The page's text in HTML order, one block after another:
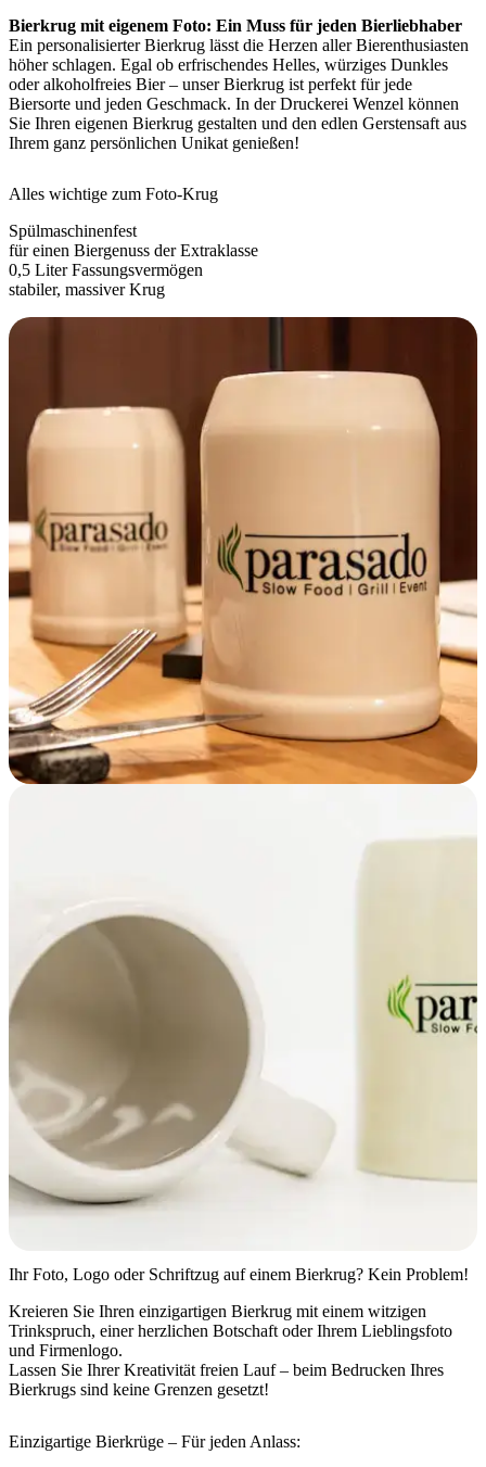
Bierkrug mit eigenem Foto: Ein Muss für jeden Bierliebhaber
Ein personalisierter Bierkrug lässt die Herzen aller Bierenthusiasten
höher schlagen. Egal ob erfrischendes Helles, würziges Dunkles
oder alkoholfreies Bier – unser Bierkrug ist perfekt für jede
Biersorte und jeden Geschmack. In der Druckerei Wenzel können
Sie Ihren eigenen Bierkrug gestalten und den edlen Gerstensaft aus
Ihrem ganz persönlichen Unikat genießen!
Alles wichtige zum Foto-Krug
Spülmaschinenfest
für einen Biergenuss der Extraklasse
0,5 Liter Fassungsvermögen
stabiler, massiver Krug
Ihr Foto, Logo oder Schriftzug auf einem Bierkrug? Kein Problem!
Kreieren Sie Ihren einzigartigen Bierkrug mit einem witzigen
Trinkspruch, einer herzlichen Botschaft oder Ihrem Lieblingsfoto
und Firmenlogo.
Lassen Sie Ihrer Kreativität freien Lauf – beim Bedrucken Ihres
Bierkrugs sind keine Grenzen gesetzt!
Einzigartige Bierkrüge – Für jeden Anlass: